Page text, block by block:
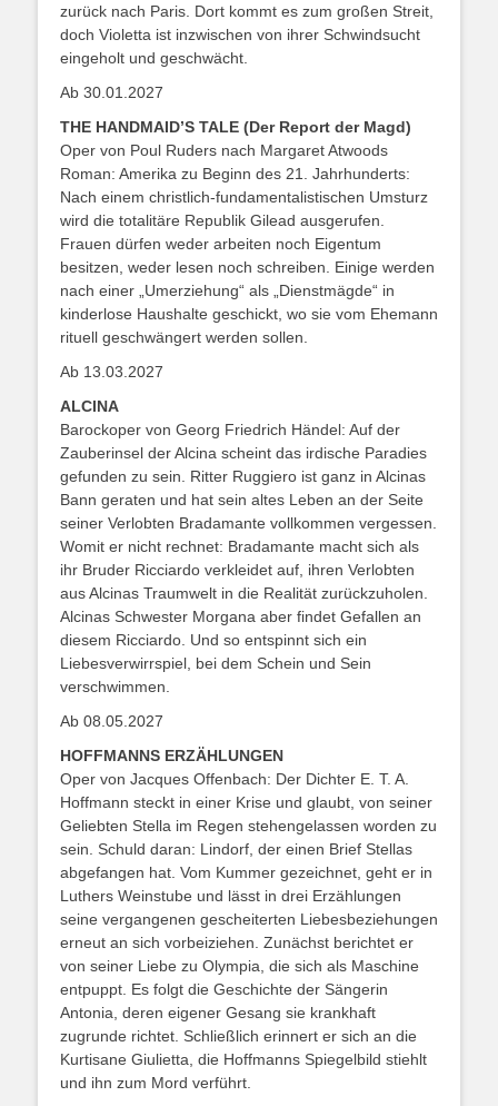
zurück nach Paris. Dort kommt es zum großen Streit,
doch Violetta ist inzwischen von ihrer Schwindsucht
eingeholt und geschwächt.
Ab 30.01.2027
THE HANDMAID’S TALE (Der Report der Magd)
Oper von Poul Ruders nach Margaret Atwoods
Roman: Amerika zu Beginn des 21. Jahrhunderts:
Nach einem christlich-fundamentalistischen Umsturz
wird die totalitäre Republik Gilead ausgerufen.
Frauen dürfen weder arbeiten noch Eigentum
besitzen, weder lesen noch schreiben. Einige werden
nach einer „Umerziehung“ als „Dienstmägde“ in
kinderlose Haushalte geschickt, wo sie vom Ehemann
rituell geschwängert werden sollen.
Ab 13.03.2027
ALCINA
Barockoper von Georg Friedrich Händel: Auf der
Zauberinsel der Alcina scheint das irdische Paradies
gefunden zu sein. Ritter Ruggiero ist ganz in Alcinas
Bann geraten und hat sein altes Leben an der Seite
seiner Verlobten Bradamante vollkommen vergessen.
Womit er nicht rechnet: Bradamante macht sich als
ihr Bruder Ricciardo verkleidet auf, ihren Verlobten
aus Alcinas Traumwelt in die Realität zurückzuholen.
Alcinas Schwester Morgana aber findet Gefallen an
diesem Ricciardo. Und so entspinnt sich ein
Liebesverwirrspiel, bei dem Schein und Sein
verschwimmen.
Ab 08.05.2027
HOFFMANNS ERZÄHLUNGEN
Oper von Jacques Offenbach: Der Dichter E. T. A.
Hoffmann steckt in einer Krise und glaubt, von seiner
Geliebten Stella im Regen stehengelassen worden zu
sein. Schuld daran: Lindorf, der einen Brief Stellas
abgefangen hat. Vom Kummer gezeichnet, geht er in
Luthers Weinstube und lässt in drei Erzählungen
seine vergangenen gescheiterten Liebesbeziehungen
erneut an sich vorbeiziehen. Zunächst berichtet er
von seiner Liebe zu Olympia, die sich als Maschine
entpuppt. Es folgt die Geschichte der Sängerin
Antonia, deren eigener Gesang sie krankhaft
zugrunde richtet. Schließlich erinnert er sich an die
Kurtisane Giulietta, die Hoffmanns Spiegelbild stiehlt
und ihn zum Mord verführt.